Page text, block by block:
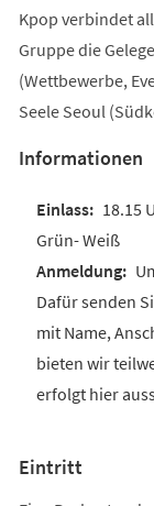
Kpop verbindet
Gruppe die
(Wettbewerbe,
Seele Seoul
Informationen
18.15
Grün- Weiß
Dafür senden
mit Name,
bieten wir
erfolgt hier
Eintritt